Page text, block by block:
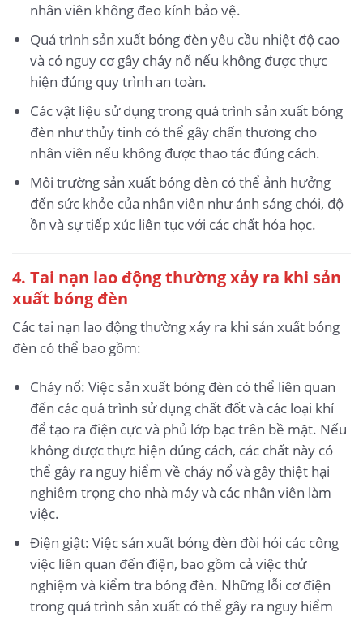
nhân viên không đeo kính bảo vệ.
Quá trình sản xuất bóng đèn yêu cầu nhiệt độ cao
và có nguy cơ gây cháy nổ nếu không được thực
hiện đúng quy trình an toàn.
Các vật liệu sử dụng trong quá trình sản xuất bóng
đèn như thủy tinh có thể gây chấn thương cho
nhân viên nếu không được thao tác đúng cách.
Môi trường sản xuất bóng đèn có thể ảnh hưởng
đến sức khỏe của nhân viên như ánh sáng chói, độ
ồn và sự tiếp xúc liên tục với các chất hóa học.
4. Tai nạn lao động thường xảy ra khi sản
xuất bóng đèn
Các tai nạn lao động thường xảy ra khi sản xuất bóng
đèn có thể bao gồm:
Cháy nổ: Việc sản xuất bóng đèn có thể liên quan
đến các quá trình sử dụng chất đốt và các loại khí
để tạo ra điện cực và phủ lớp bạc trên bề mặt. Nếu
không được thực hiện đúng cách, các chất này có
thể gây ra nguy hiểm về cháy nổ và gây thiệt hại
nghiêm trọng cho nhà máy và các nhân viên làm
việc.
Điện giật: Việc sản xuất bóng đèn đòi hỏi các công
việc liên quan đến điện, bao gồm cả việc thử
nghiệm và kiểm tra bóng đèn. Những lỗi cơ điện
trong quá trình sản xuất có thể gây ra nguy hiểm